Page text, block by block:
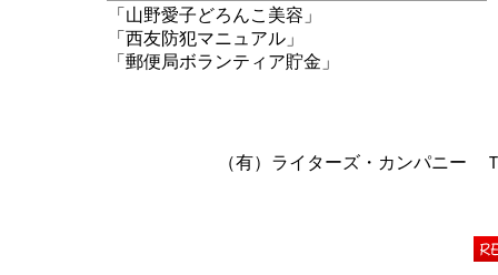
「山野愛子どろんこ美容」
「西友防犯マニュアル」
「郵便局ボランティア貯金」
（有）ライターズ・カンパニ